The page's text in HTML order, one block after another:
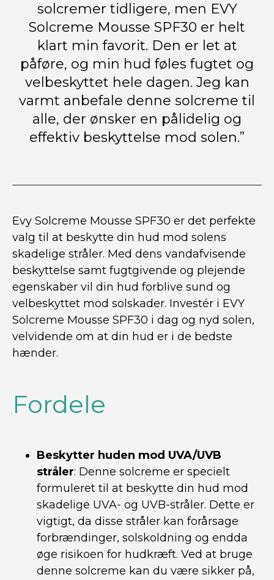
solcremer tidligere, men EVY
Solcreme Mousse SPF30 er helt
klart min favorit. Den er let at
påføre, og min hud føles fugtet og
velbeskyttet hele dagen. Jeg kan
varmt anbefale denne solcreme til
alle, der ønsker en pålidelig og
effektiv beskyttelse mod solen.”
Evy Solcreme Mousse SPF30 er det perfekte
valg til at beskytte din hud mod solens
skadelige stråler. Med dens vandafvisende
beskyttelse samt fugtgivende og plejende
egenskaber vil din hud forblive sund og
velbeskyttet mod solskader. Investér i EVY
Solcreme Mousse SPF30 i dag og nyd solen,
velvidende om at din hud er i de bedste
hænder.
Fordele
Beskytter huden mod UVA/UVB
stråler: Denne solcreme er specielt
formuleret til at beskytte din hud mod
skadelige UVA- og UVB-stråler. Dette er
vigtigt, da disse stråler kan forårsage
forbrændinger, solskoldning og endda
øge risikoen for hudkræft. Ved at bruge
denne solcreme kan du være sikker på,